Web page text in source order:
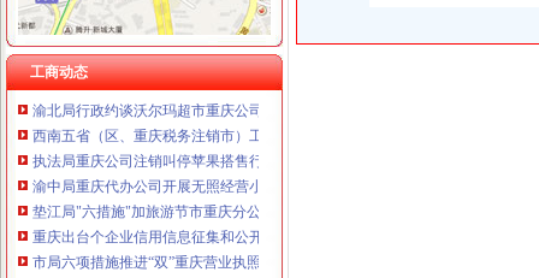
工商动态
渝中区工商分局重庆公司注销狠抓拍卖监管
市重庆分公司注销局全面推行基层工商所纪检监察员制度
市重庆公司注销局部署七项活动纪念建90周年
渝北局行政约谈沃尔玛超市重庆公司注销指出五点问题
西南五省（区、重庆税务注销市）工商部门签订垄断与不正当竞争执法区域合
执法局重庆公司注销叫停苹果搭售行为维护消费者权益
渝中局重庆代办公司开展无照经营小旅馆专项取缔行动
垫江局"六措施"加旅游节市重庆分公司注销场监管
重庆出台个企业信用信息征集和公开管理规范文件
市局六项措施推进“双”重庆营业执照注销行动后期工作
市重庆税务注销局执法局组织查处UME影院搭售商品违法行为